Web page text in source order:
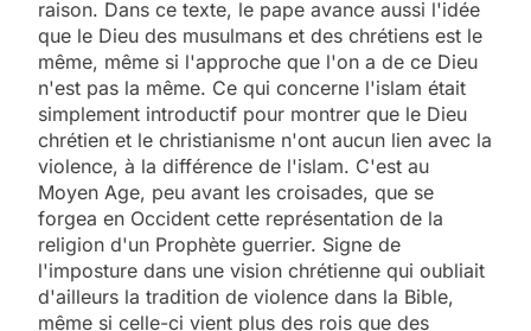
raison. Dans ce texte, le pape avance aussi l'idée
que le Dieu des musulmans et des chrétiens est le
même, même si l'approche que l'on a de ce Dieu
n'est pas la même. Ce qui concerne l'islam était
simplement introductif pour montrer que le Dieu
chrétien et le christianisme n'ont aucun lien avec la
violence, à la différence de l'islam. C'est au
Moyen Age, peu avant les croisades, que se
forgea en Occident cette représentation de la
religion d'un Prophète guerrier. Signe de
l'imposture dans une vision chrétienne qui oubliait
d'ailleurs la tradition de violence dans la Bible,
même si celle-ci vient plus des rois que des